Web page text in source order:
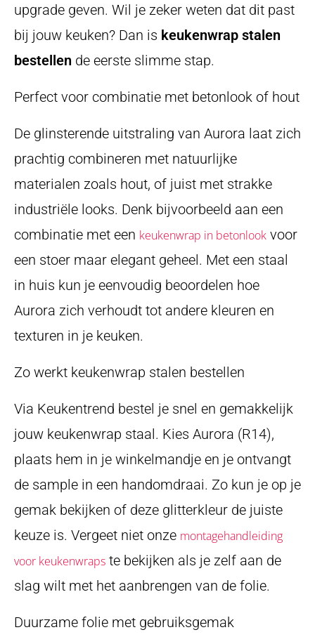
upgrade geven. Wil je zeker weten dat dit past
bij jouw keuken? Dan is keukenwrap stalen
bestellen de eerste slimme stap.
Perfect voor combinatie met betonlook of hout
De glinsterende uitstraling van Aurora laat zich
prachtig combineren met natuurlijke
materialen zoals hout, of juist met strakke
industriële looks. Denk bijvoorbeeld aan een
combinatie met een keukenwrap in betonlook voor
een stoer maar elegant geheel. Met een staal
in huis kun je eenvoudig beoordelen hoe
Aurora zich verhoudt tot andere kleuren en
texturen in je keuken.
Zo werkt keukenwrap stalen bestellen
Via Keukentrend bestel je snel en gemakkelijk
jouw keukenwrap staal. Kies Aurora (R14),
plaats hem in je winkelmandje en je ontvangt
de sample in een handomdraai. Zo kun je op je
gemak bekijken of deze glitterkleur de juiste
keuze is. Vergeet niet onze montagehandleiding
voor keukenwraps te bekijken als je zelf aan de
slag wilt met het aanbrengen van de folie.
Duurzame folie met gebruiksgemak